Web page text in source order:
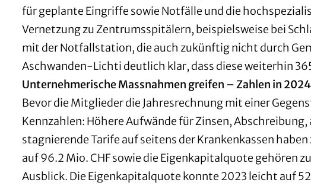
für geplante Eingriffe sowie Notfälle und die
Vernetzung zu Zentrumsspitälern, beispielsweise bei
mit der Notfallstation, die auch zukünftig nicht durch
Aschwanden-Lichti deutlich klar, dass diese weiterhin
Unternehmerische Massnahmen greifen – Zahlen in
Bevor die Mitglieder die Jahresrechnung mit einer
Kennzahlen: Höhere Aufwände für Zinsen,
stagnierende Tarife auf seitens der Krankenkassen
auf 96.2 Mio. CHF sowie die Eigenkapitalquote gehören
Ausblick. Die Eigenkapitalquote konnte 2023 leicht auf